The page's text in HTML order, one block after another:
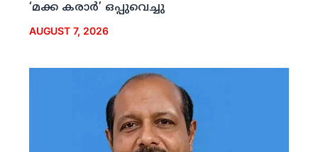
‘മക്ക കരാര്‍’ ഒപ്പുവെച്ചു
AUGUST 7, 2026